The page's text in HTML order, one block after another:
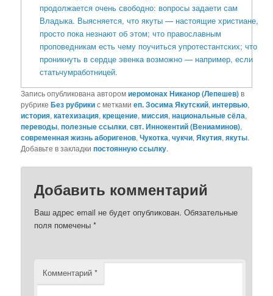
продолжается очень свободно: вопросы задаети сам
Владыка. Выясняется, что якуты — настоящие христиане,
просто пока незнают об этом; что православным
проповедникам есть чему поучиться упротестантских; что
проникнуть в сердце эвенка возможно — например, если
статьчумработницей.
Запись опубликована авторомиеромонах Никанор (Лепешев)в
рубрикеБез рубрикис меткамиеп. Зосима Якутский,интервью,
история,катехизация,крещение,миссия,национальные сёла,
переводы,полезные ссылки,свт. Иннокентий (Вениаминов),
современная жизнь аборигенов,Чукотка,чукчи,Якутия,якуты.
Добавьте в закладкипостоянную ссылку.
Добавить комментарий
Ваш адрес email не будет опубликован. Обязательные
поля помечены*
Комментарий*